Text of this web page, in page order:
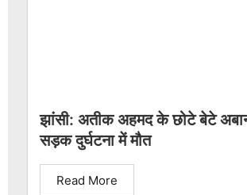
झांसी: अतीक अहमद के छोटे बेटे
सड़क दुर्घटना में मौत
Read More